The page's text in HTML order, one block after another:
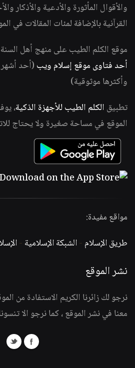
والأقوال المأثورة والأدعية والأذكار
القرآنية بالإضافة لمئات المقالات في
موقع الكلم الطيب على منهج أهل السنة
أحد فتاوى موقع إسلام ويب (أحد أشهر
وأكثرها موثوقية)
تطبيق الكلم الطيب للأجهزة الذكية،
الموقع في مساحة صغيرة ولا يحتاج
مواقع مفيدة:
طريق الإسلام -الشبكة الإسلامية -
نشر الموقع
نرجو لك زائرنا الكريم الاستفادة من
معنا في نشر الموقع ، كما نرجو الا